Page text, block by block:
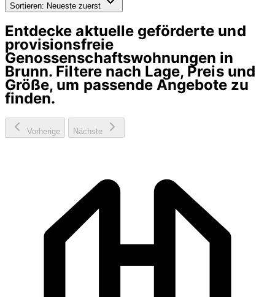
Sortieren: Neueste zuerst
Entdecke aktuelle geförderte und
provisionsfreie
Genossenschaftswohnungen in
Brunn. Filtere nach Lage, Preis und
Größe, um passende Angebote zu
finden.
Vorherige Nächste